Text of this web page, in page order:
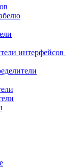
интерфейсов